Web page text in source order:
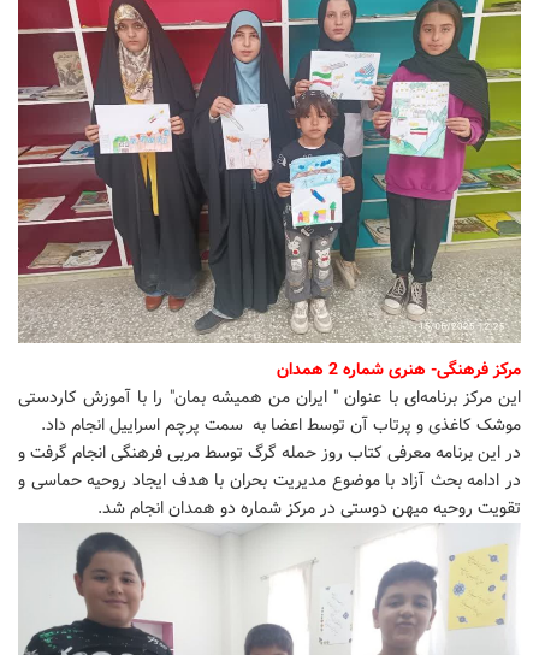
مرکز فرهنگی- هنری شماره 2 همدان
این مرکز برنامه‌ای با عنوان " ایران من همیشه بمان" را با آموزش کاردستی
موشک کاغذی و پرتاب آن توسط اعضا به سمت پرچم اسراییل انجام داد.
در این برنامه معرفی کتاب روز حمله گرگ توسط مربی فرهنگی انجام گرفت و
در ادامه بحث آزاد با موضوع مدیریت بحران با هدف ایجاد روحیه حماسی و
تقویت روحیه میهن دوستی در مرکز شماره دو همدان انجام شد.